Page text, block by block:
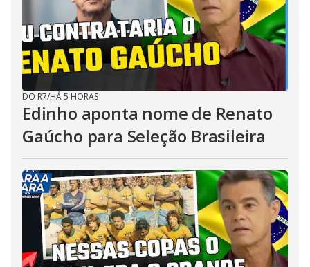
DO R7/HÁ 5 HORAS
Edinho aponta nome de Renato
Gaúcho para Seleção Brasileira